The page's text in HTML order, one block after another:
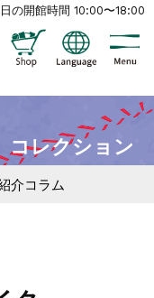
の開館時間 10:00〜18:00
コレクション
介コラム